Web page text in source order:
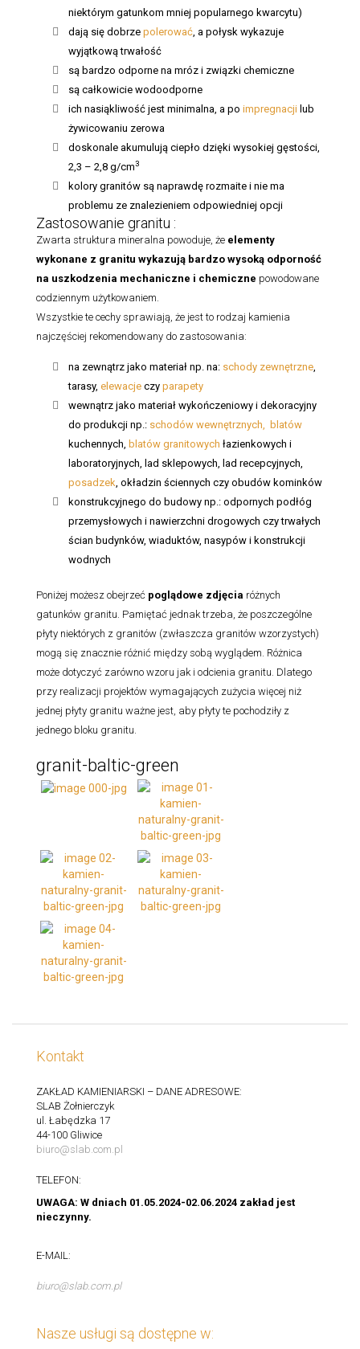
niektórym gatunkom mniej popularnego kwarcytu)
dają się dobrze polerować , a połysk wykazuje
wyjątkową trwałość
są bardzo odporne na mróz i związki chemiczne
są całkowicie wodoodporne
ich nasiąkliwość jest minimalna, a po impregnacji lub
żywicowaniu zerowa
doskonale akumulują ciepło dzięki wysokiej gęstości,
2,3 – 2,8 g/cm3
kolory granitów są naprawdę rozmaite i nie ma
problemu ze znalezieniem odpowiedniej opcji
Zastosowanie granitu :
Zwarta struktura mineralna powoduje, że elementy
wykonane z granitu wykazują bardzo wysoką odporność
na uszkodzenia mechaniczne i chemiczne powodowane
codziennym użytkowaniem.
Wszystkie te cechy sprawiają, że jest to rodzaj kamienia
najczęściej rekomendowany do zastosowania:
na zewnątrz jako materiał np. na: schody zewnętrzne
tarasy, elewacje czy parapety
wewnątrz jako materiał wykończeniowy i dekoracyjny
do produkcji np.: schodów wewnętrznych,
blatów
kuchennych, blatów granitowych łazienkowych i
laboratoryjnych, lad sklepowych, lad recepcyjnych,
posadzek , okładzin ściennych czy obudów kominków
konstrukcyjnego do budowy np.: odpornych podłóg
przemysłowych i nawierzchni drogowych czy trwałych
ścian budynków, wiaduktów, nasypów i konstrukcji
wodnych
Poniżej możesz obejrzeć poglądowe zdjęcia różnych
gatunków granitu. Pamiętać jednak trzeba, że poszczególne
płyty niektórych z granitów (zwłaszcza granitów wzorzystych)
mogą się znacznie różnić między sobą wyglądem. Różnica
może dotyczyć zarówno wzoru jak i odcienia granitu. Dlatego
przy realizacji projektów wymagających zużycia więcej niż
jednej płyty granitu ważne jest, aby płyty te pochodziły z
jednego bloku granitu.
granit-baltic-green
Kontakt
ZAKŁAD KAMIENIARSKI – DANE ADRESOWE:
SLAB Żołnierczyk
ul. Łabędzka 17
44-100 Gliwice
biuro@slab.com.pl
TELEFON:
UWAGA: W dniach 01.05.2024-02.06.2024 zakład jest
nieczynny.
E-MAIL:
biuro@slab.com.pl
Nasze usługi są dostępne w: